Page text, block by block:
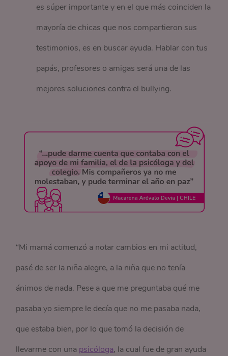
es súper importante y en el que más coinciden la
mayoría de chicas que nos compartieron sus
testimonios, es en buscar ayuda. Hablar con tus
papás, profesores o amigas será una de las
mejores soluciones contra el bullying.
“Mi mamá comenzó a notar cambios en mi actitud,
pasé de ser la niña alegre, a la niña que no tenía
ánimos de nada. Pese a que me preguntaba qué me
pasaba yo siempre le decía que no me pasaba nada,
que estaba bien, por lo que tomó la decisión de
llevarme con una psicóloga, la cual fue de gran ayuda